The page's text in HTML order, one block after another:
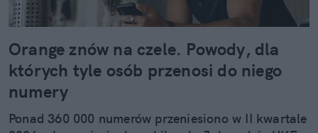
Orange znów na czele. Powody, dla
których tyle osób przenosi do niego
numery
Ponad 360 000 numerów przeniesiono w II kwartale